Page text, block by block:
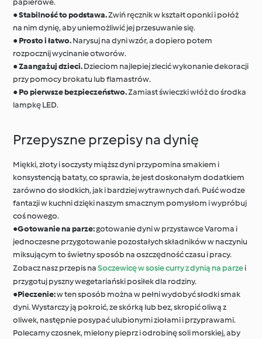
papierowe.
●Stabilność to podstawa.Zwiń ręcznik w kształt oponki i połóż
na nim dynię, aby uniemożliwić jej przesuwanie się.
●Prosto i łatwo.Narysuj na dyni wzór, a dopiero potem
rozpocznij wycinanie otworów.
●Zaangażuj dzieci.Dzieciom najlepiej zlecić wykonanie dekoracji
przy pomocy brokatu lub flamastrów.
●Po pierwsze bezpieczeństwo.Zamiast świeczki włóż do środka
lampkę LED.
Przepyszne przepisy na dynię
Miękki, złoty i soczysty miąższ dyni przypomina smakiem i
konsystencją bataty, co sprawia, że jest doskonałym dodatkiem
zarówno do słodkich, jak i bardziej wytrawnych dań. Puść wodze
fantazji w kuchni dzięki naszym smacznym pomysłom i wypróbuj
coś nowego.
●Gotowanie na parze:gotowanie dyni w przystawce Varoma i
jednoczesne przygotowanie pozostałych składników w naczyniu
miksującym to świetny sposób na oszczędność czasu i pracy.
Zobacz nasz przepis naSoczewicę w sosie curry z dynią na parzei
przygotuj pyszny wegetariański posiłek dla rodziny.
●Pieczenie:w ten sposób można w pełni wydobyć słodki smak
dyni. Wystarczy ją pokroić, ze skórką lub bez, skropić oliwą z
oliwek, następnie posypać ulubionymi ziołami i przyprawami.
Polecamy czosnek, mielony pieprz i odrobinę soli morskiej, aby